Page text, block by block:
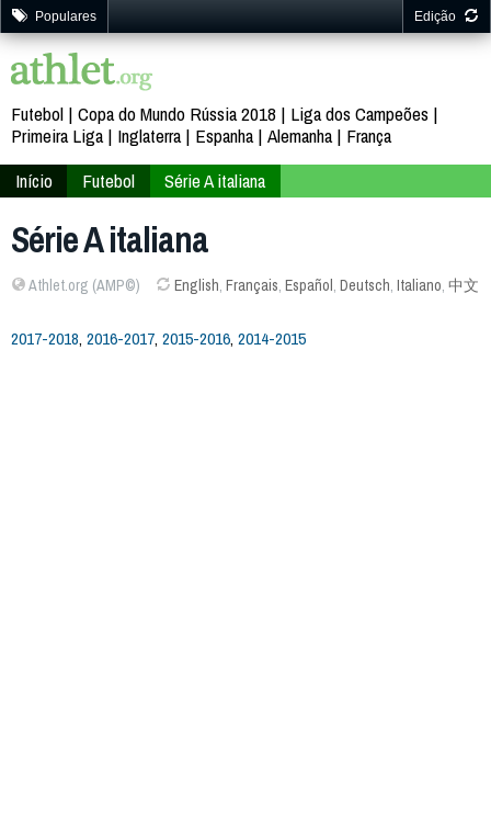
Populares Edição
Futebol Copa do Mundo Rússia 2018
Liga dos Campeões
Primeira Liga
Inglaterra Espanha Alemanha
França
Início
Futebol Série A italiana
Série A italiana
Athlet.org (AMP©) English, Français, Español, Deutsch, Italiano, 中文
2017-2018, 2016-2017, 2015-2016, 2014-2015